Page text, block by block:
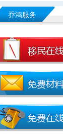
乔鸿服务